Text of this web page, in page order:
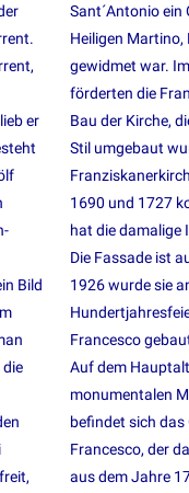
er
Bild
Sant´Antonio
Heiligen Martino,
gewidmet war.
förderten die
Bau der Kirche,
Stil umgebaut
1690 und 1727
hat die damalige
Die Fassade ist
1926 wurde sie
Francesco
Auf dem
monumentalen
befindet sich das
Francesco, der
aus dem Jahre